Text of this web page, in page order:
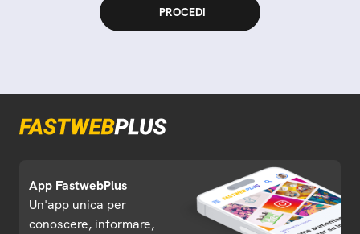
App FastwebPlus
Un'app unica per
conoscere, informare,